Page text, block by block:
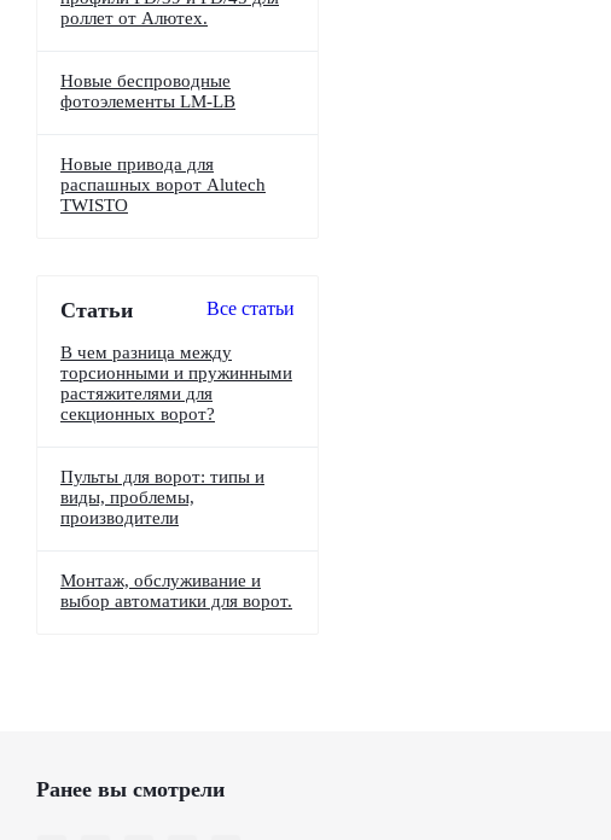
роллет от Алютех.
Новые беспроводные
фотоэлементы LM-LB
Новые привода для
распашных ворот Alutech
TWISTO
Статьи Все статьи
В чем разница между
торсионными и пружинными
растяжителями для
секционных ворот?
Пульты для ворот: типы и
виды, проблемы,
производители
Монтаж, обслуживание и
выбор автоматики для ворот.
Ранее вы смотрели